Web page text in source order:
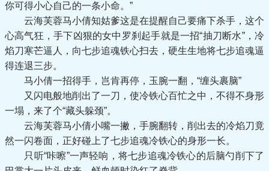
你可得小心自己的一条小命。”
云海芙蓉马小倩知姑爹这是在提醒自己要痛下杀手，这个
心高气狂，手下凶狠的女中罗刹起手就是一招“抽刀断水”，冷
焰刀寒芒逼人，向七步追魂铁心扫去，硬生生地将七步追魂逼
得连退三步。
马小倩一招得手，岂肯再停，玉腕一翻，“缠头裹脑”
又闪电般地削出了一刀，使冷铁心百忙之中，不得不身形
一塌，来了个“藏头躲颈”。
云海芙蓉马小倩小嘴一撇，手腕翻转，削出去的冷焰刀竟
然一闪卷面，正好碰上了七步追魂冷铁心的身形一长。
只听“咔嚓”一声轻响，将七步追魂冷铁心的后脑勺削下了